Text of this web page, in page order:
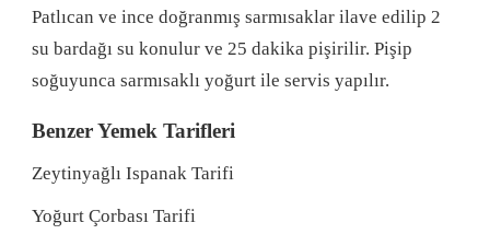
Patlıcan ve ince doğranmış sarmısaklar ilave edilip 2
su bardağı su konulur ve 25 dakika pi­şirilir. Pişip
soğuyunca sarmısaklı yoğurt ile servis yapılır.
Benzer Yemek Tarifleri
Zeytinyağlı Ispanak Tarifi
Yoğurt Çorbası Tarifi